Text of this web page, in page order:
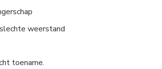
weerstand
toename.